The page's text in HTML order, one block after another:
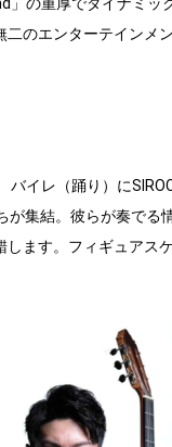
のエンターテインメ
イレ（踊り）に
が集結。彼らが奏でる
ます。フィギュアス